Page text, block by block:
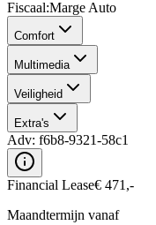
Fiscaal:Marge Auto
Comfort
Multimedia
Veiligheid
Extra's
Adv: f6b8-9321-58c1
Financial Lease€ 471 ,-
Maandtermijn vanaf